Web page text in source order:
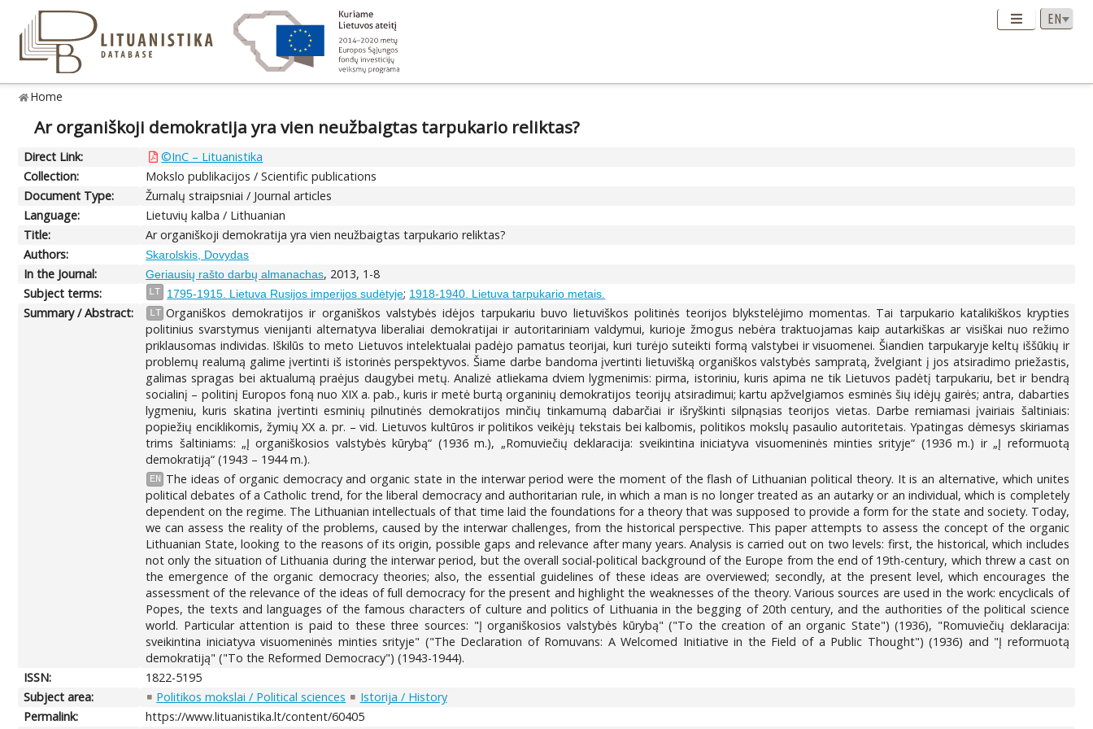
Home
Ar organiškoji demokratija yra vien neužbaigtas tarpukario reliktas?
Direct Link:
©InC – Lituanistika
Collection:
Mokslo publikacijos / Scientific publications
Document Type:
Žurnalų straipsniai / Journal articles
Language:
Lietuvių kalba / Lithuanian
Title:
Ar organiškoji demokratija yra vien neužbaigtas tarpukario reliktas?
Authors:
Skarolskis, Dovydas
In the Journal: Geriausių rašto darbų almanachas, 2013, 1-8
Subject terms:
LT 1795-1915. Lietuva Rusijos imperijos sudėtyje; 1918-1940. Lietuva tarpukario metais.
Summary / Abstract: LT Organiškos demokratijos ir organiškos valstybės idėjos tarpukariu buvo lietuviškos politinės teorijos blykstelėjimo momentas. Tai tarpukario katalikiškos krypties
politinius svarstymus vienijanti alternatyva liberaliai demokratijai ir autoritariniam valdymui, kurioje žmogus nebėra traktuojamas kaip autarkiškas ar visiškai nuo režimo
priklausomas individas. Iškilūs to meto Lietuvos intelektualai padėjo pamatus teorijai, kuri turėjo suteikti formą valstybei ir visuomenei. Šiandien tarpukaryje keltų iššūkių ir
problemų realumą galime įvertinti iš istorinės perspektyvos. Šiame darbe bandoma įvertinti lietuvišką organiškos valstybės sampratą, žvelgiant į jos atsiradimo priežastis,
galimas spragas bei aktualumą praėjus daugybei metų. Analizė atliekama dviem lygmenimis: pirma, istoriniu, kuris apima ne tik Lietuvos padėtį tarpukariu, bet ir bendrą
socialinį – politinį Europos foną nuo XIX a. pab., kuris ir metė burtą organinių demokratijos teorijų atsiradimui; kartu apžvelgiamos esminės šių idėjų gairės; antra, dabarties
lygmeniu, kuris skatina įvertinti esminių pilnutinės demokratijos minčių tinkamumą dabarčiai ir išryškinti silpnąsias teorijos vietas. Darbe remiamasi įvairiais šaltiniais:
popiežių enciklikomis, žymių XX a. pr. – vid. Lietuvos kultūros ir politikos veikėjų tekstais bei kalbomis, politikos mokslų pasaulio autoritetais. Ypatingas dėmesys skiriamas
trims šaltiniams: „Į organiškosios valstybės kūrybą“ (1936 m.), „Romuviečių deklaracija: sveikintina iniciatyva visuomeninės minties srityje“ (1936 m.) ir „Į reformuotą
demokratiją“ (1943 – 1944 m.).
EN
The ideas of organic democracy and organic state in the interwar period were the moment of the flash of Lithuanian political theory. It is an alternative, which unites
political debates of a Catholic trend, for the liberal democracy and authoritarian rule, in which a man is no longer treated as an autarky or an individual, which is completely
dependent on the regime. The Lithuanian intellectuals of that time laid the foundations for a theory that was supposed to provide a form for the state and society. Today,
we can assess the reality of the problems, caused by the interwar challenges, from the historical perspective. This paper attempts to assess the concept of the organic
Lithuanian State, looking to the reasons of its origin, possible gaps and relevance after many years. Analysis is carried out on two levels: first, the historical, which includes
not only the situation of Lithuania during the interwar period, but the overall social-political background of the Europe from the end of 19th-century, which threw a cast on
the emergence of the organic democracy theories; also, the essential guidelines of these ideas are overviewed; secondly, at the present level, which encourages the
assessment of the relevance of the ideas of full democracy for the present and highlight the weaknesses of the theory. Various sources are used in the work: encyclicals of
Popes, the texts and languages of the famous characters of culture and politics of Lithuania in the begging of 20th century, and the authorities of the political science
world. Particular attention is paid to these three sources: "Į organiškosios valstybės kūrybą" ("To the creation of an organic State") (1936), "Romuviečių deklaracija:
sveikintina iniciatyva visuomeninės minties srityje" ("The Declaration of Romuvans: A Welcomed Initiative in the Field of a Public Thought") (1936) and "Į reformuotą
demokratiją" ("To the Reformed Democracy") (1943-1944).
ISSN:
1822-5195
Subject area:
Politikos mokslai / Political sciences
Istorija / History
Permalink:
https://www.lituanistika.lt/content/60405